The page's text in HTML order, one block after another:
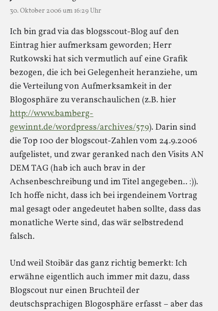
30. Oktober 2006 um 16:29 Uhr
Ich bin grad via das blogsscout-Blog auf den
Eintrag hier aufmerksam geworden; Herr
Rutkowski hat sich vermutlich auf eine Grafik
bezogen, die ich bei Gelegenheit heranziehe, um
die Verteilung von Aufmerksamkeit in der
Blogosphäre zu veranschaulichen (z.B. hier
http://www.bamberg-
gewinnt.de/wordpress/archives/579). Darin sind
die Top 100 der blogscout-Zahlen vom 24.9.2006
aufgelistet, und zwar geranked nach den Visits AN
DEM TAG (hab ich auch brav in der
Achsenbeschreibung und im Titel angegeben.. :)).
Ich hoffe nicht, dass ich bei irgendeinem Vortrag
mal gesagt oder angedeutet haben sollte, dass das
monatliche Werte sind, das wär selbstredend
falsch.
Und weil Stoibär das ganz richtig bemerkt: Ich
erwähne eigentlich auch immer mit dazu, dass
Blogscout nur einen Bruchteil der
deutschsprachigen Blogosphäre erfasst – aber das